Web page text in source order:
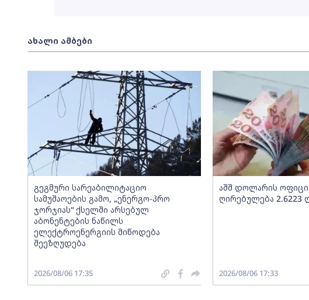
ახალი ამბები
გეგმური სარეაბილიტაციო
სამუშაოების გამო, „ენერგო-პრო
ჯორჯიას“ ქსელში არსებულ
აბონენტების ნაწილს
ელექტროენერგიის მიწოდება
შეეზღუდება
2026/08/06 17:35
აშშ დოლარის
ღირებულება 2.6223
2026/08/06 17:33